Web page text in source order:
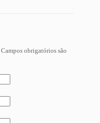
Campos obrigatórios são